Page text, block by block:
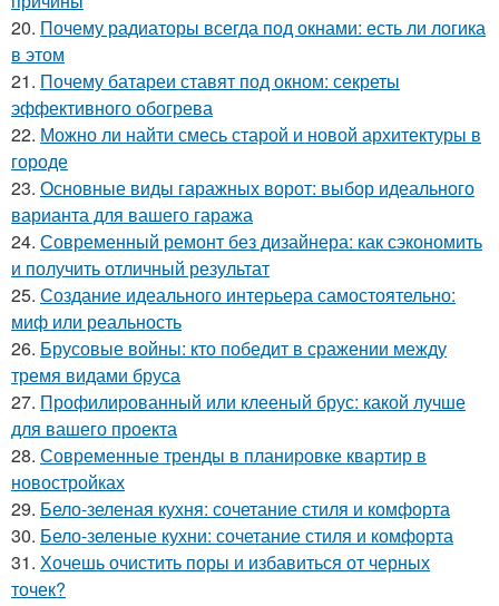
20. Почему радиаторы всегда под окнами: есть ли логика
в этом
21. Почему батареи ставят под окном: секреты
эффективного обогрева
22. Можно ли найти смесь старой и новой архитектуры в
городе
23. Основные виды гаражных ворот: выбор идеального
варианта для вашего гаража
24. Современный ремонт без дизайнера: как сэкономить
и получить отличный результат
25. Создание идеального интерьера самостоятельно:
миф или реальность
26. Брусовые войны: кто победит в сражении между
тремя видами бруса
27. Профилированный или клееный брус: какой лучше
для вашего проекта
28. Современные тренды в планировке квартир в
новостройках
29. Бело-зеленая кухня: сочетание стиля и комфорта
30. Бело-зеленые кухни: сочетание стиля и комфорта
31. Хочешь очистить поры и избавиться от черных
точек?